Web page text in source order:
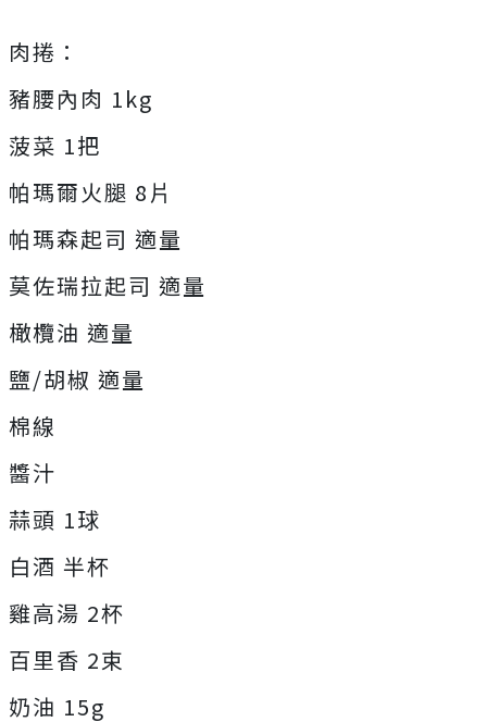
肉捲：
豬腰內肉 1kg
菠菜 1把
帕瑪爾火腿 8片
帕瑪森起司 適量
莫佐瑞拉起司 適量
橄欖油 適量
鹽/胡椒 適量
棉線
醬汁
蒜頭 1球
白酒 半杯
雞高湯 2杯
百里香 2束
奶油 15g